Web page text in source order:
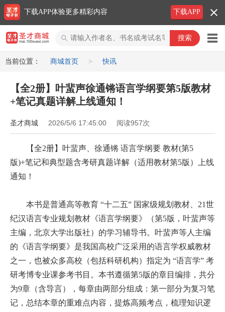
圣才商城
当前位置： 商城首页 > 快讯
【全2册】叶蜚声徐通锵语言学纲要第5版教材
+笔记真题详解上线通知！
圣才商城 2026/5/6 17:45:00 阅读957次
【全2册】叶蜚声、徐通锵 语言学纲要 教材(第5
版)+笔记和典型题含考研真题详解（适用教材第5版）上线
通知！
本书是普通高等教育 “十二五” 国家级规划教材、21世
纪汉语言专业规划教材《语言学纲要》（第5版，叶蜚声等
主编，北京大学出版社）的学习辅导书。叶蜚声等人主编
的《语言学纲要》是我国高校广泛采用的语言学权威教材
之一，也被众多高校（包括科研机构）指定为 “语言学” 考
研考博专业课参考书目。本书遵循第5版的章目编排，共分
为9章（含导言），每章由两部分组成：第一部分为复习笔
记，总结本章的重难点内容，提炼高频考点，梳理知识逻
下载APP
下载APP体验更多精彩内容